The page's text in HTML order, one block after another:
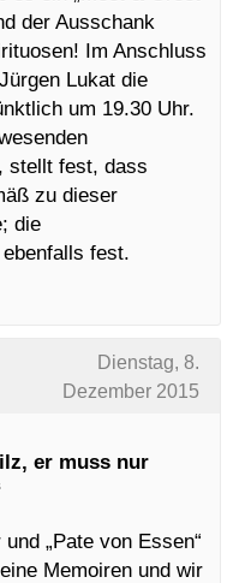
der Ausschank
Im Anschluss
Lukat die
um 19.30 Uhr.
stellt fest, dass
zu dieser
die
fest.
Dienstag, 8.
Dezember 2015
er muss nur
„Pate von Essen“
Memoiren und wir